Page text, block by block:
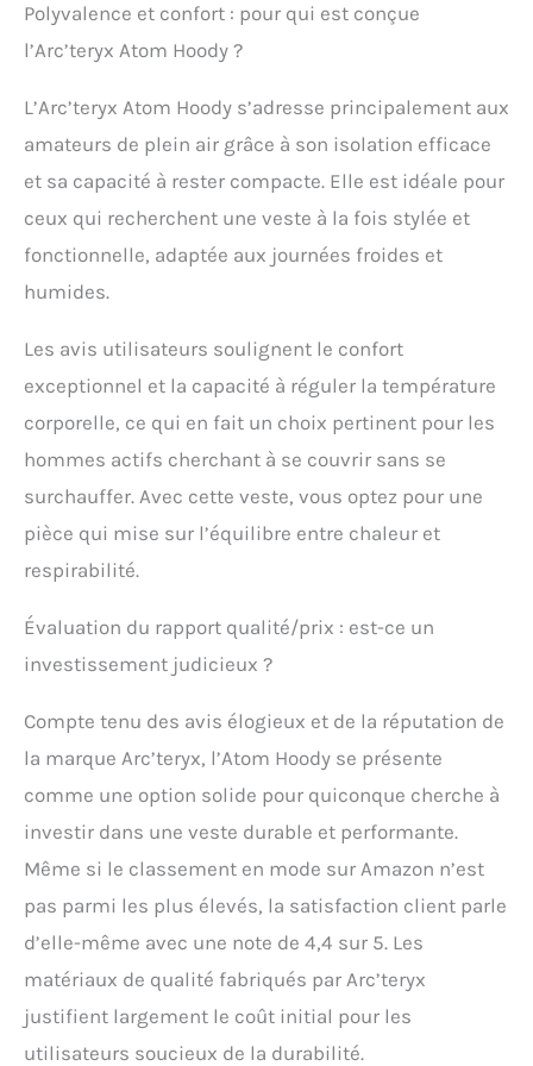
froide avec des
ou des objectifs d'hiver
humides. Polyvalence
chaque aventure :
conçue comme une
couche autonome ou
intermédiaire, cette veste
toute l'année, ce qui en
fait un choix fiable
comme veste de
printemps pour homme,
d'hiver ou même comme
veste de voyage pour
Protection contre les
sweat à capuche Atom
offre une résistance à
l'humidité grâce à la
conforme aux normes
Face et la doublure en
nylon recyclé sont
confortables, ce qui rend
cette veste isolante pour
activités à haut
rendement dans des
conditions
changeantes. Conçue
pour bouger avec vous :
avec des panneaux
Polyvalence et confort : pour qui est conçue
l’Arc’teryx Atom Hoody ?
L’Arc’teryx Atom Hoody s’adresse principalement aux
amateurs de plein air grâce à son isolation efficace
et sa capacité à rester compacte. Elle est idéale pour
ceux qui recherchent une veste à la fois stylée et
fonctionnelle, adaptée aux journées froides et
humides.
Les avis utilisateurs soulignent le confort
exceptionnel et la capacité à réguler la température
corporelle, ce qui en fait un choix pertinent pour les
hommes actifs cherchant à se couvrir sans se
surchauffer. Avec cette veste, vous optez pour une
pièce qui mise sur l’équilibre entre chaleur et
respirabilité.
Évaluation du rapport qualité/prix : est-ce un
investissement judicieux ?
Compte tenu des avis élogieux et de la réputation de
la marque Arc’teryx, l’Atom Hoody se présente
comme une option solide pour quiconque cherche à
investir dans une veste durable et performante.
Même si le classement en mode sur Amazon n’est
pas parmi les plus élevés, la satisfaction client parle
d’elle-même avec une note de 4,4 sur 5. Les
matériaux de qualité fabriqués par Arc’teryx
justifient largement le coût initial pour les
utilisateurs soucieux de la durabilité.